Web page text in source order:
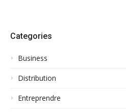
Categories
Business
Distribution
Entreprendre